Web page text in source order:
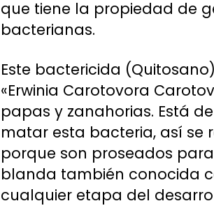
que tiene la propiedad de
bacterianas.
Este bactericida
«Erwinia Carotovora
papas y zanahorias. Está
matar esta bacteria, así se
porque son proseados
blanda también conocida
cualquier etapa del